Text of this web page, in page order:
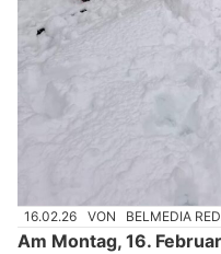
16.02.26 VON BELMEDIA
Am Montag, 16.